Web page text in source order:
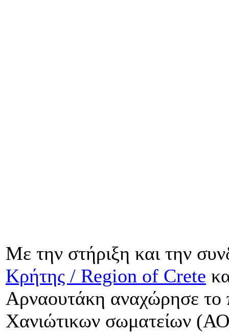
Με την στήριξη και την
Κρήτης / Region of Crete
Αρναουτάκη αναχώρησε το
Χανιώτικων σωματείων